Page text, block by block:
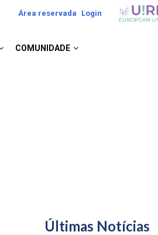
Área reservada Login Image
COMUNIDADE
Últimas Notícias